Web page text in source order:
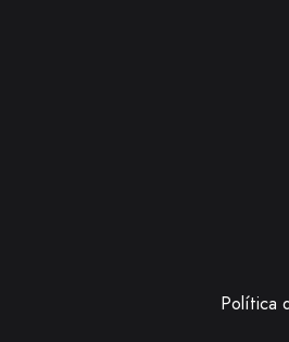
Política